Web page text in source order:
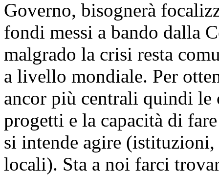
Governo, bisognerà
fondi messi a bando dalla
malgrado la crisi resta
a livello mondiale. Per
ancor più centrali quindi le
progetti e la capacità di
si intende agire (istituzioni,
locali). Sta a noi farci